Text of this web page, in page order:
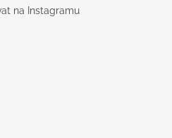
na Instagramu